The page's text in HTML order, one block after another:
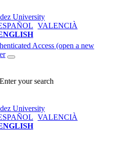
VALENCIÀ
Access (open a new
Enter your search
VALENCIÀ